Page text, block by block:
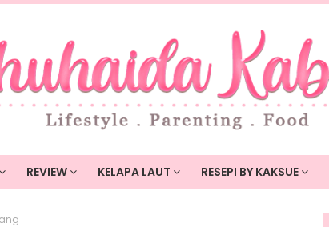
REVIEW KELAPA LAUT RESEPI BY KAKSUE